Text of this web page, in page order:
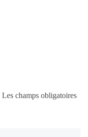
Les champs obligatoires